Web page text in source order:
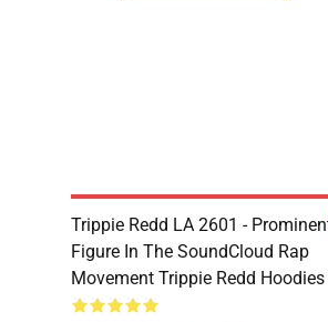
Trippie Redd LA 2601 -
Figure In The SoundCloud Rap
Movement Trippie Redd Hoodies